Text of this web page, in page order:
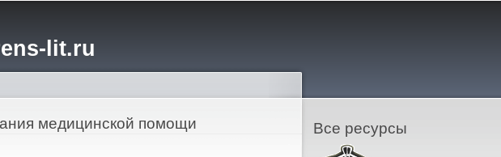
lit.ru
медицинской помощи Все ресурсы